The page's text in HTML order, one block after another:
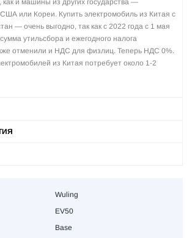
как и машины из других государства —
или Кореи. Купить электромобиль из Китая с
— очень выгодно, так как с 2022 года с 1 мая
утильсбора и ежегодного налога
отменили и НДС для физлиц. Теперь НДС 0%.
из Китая потребует около 1-2
Wuling
EV50
Base